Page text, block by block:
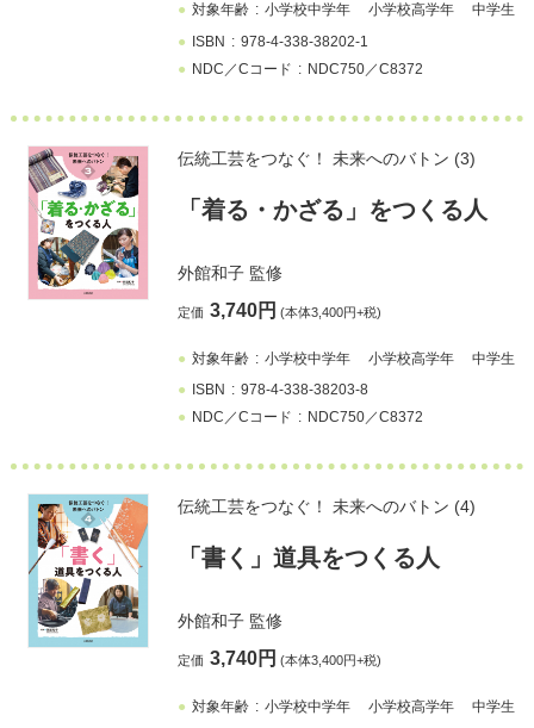
対象年齢 小学校中学年 小学校高学年
中学生
ISBN
978-4-338-38202-1
NDC／Cコード
NDC750／C8372
伝統工芸をつなぐ！ 未来へのバトン (3)
「着る・かざる」をつくる人
外館和子監修
定価 3,740円 (本体3,400円+税)
対象年齢 小学校中学年 小学校高学年
中学生
ISBN
978-4-338-38203-8
NDC／Cコード
NDC750／C8372
伝統工芸をつなぐ！ 未来へのバトン (4)
「書く」道具をつくる人
外館和子監修
定価 3,740円 (本体3,400円+税)
対象年齢 小学校中学年 小学校高学年
中学生